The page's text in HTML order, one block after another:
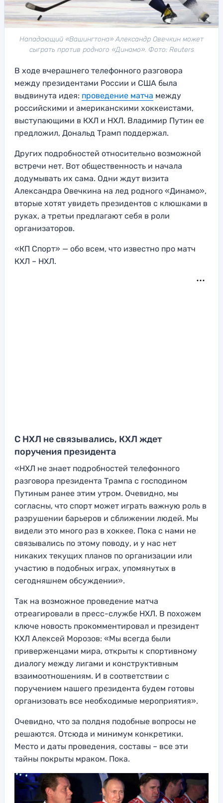
Нападающий «Вашингтона» Александр Овечкин может
сыграть против родного «Динамо». Фото: Reuters
В ходе вчерашнего телефонного разговора
между президентами России и США была
выдвинута идея: проведение матча между
российскими и американскими хоккеистами,
выступающими в КХЛ и НХЛ. Владимир Путин ее
предложил, Дональд Трамп поддержал.
Других подробностей относительно возможной
встречи нет. Вот общественность и начала
додумывать их сама. Одни ждут визита
Александра Овечкина на лед родного «Динамо»,
вторые хотят увидеть президентов с клюшками в
руках, а третьи предлагают себя в роли
организаторов.
«КП Спорт» — обо всем, что известно про матч
КХЛ – НХЛ.
С НХЛ не связывались, КХЛ ждет
поручения президента
«НХЛ не знает подробностей телефонного
разговора президента Трампа с господином
Путиным ранее этим утром. Очевидно, мы
согласны, что спорт может играть важную роль в
разрушении барьеров и сближении людей. Мы
видели это много раз в хоккее. Пока с нами не
связывались по этому поводу, и у нас нет
никаких текущих планов по организации или
участию в подобных играх, упомянутых в
сегодняшнем обсуждении».
Так на возможное проведение матча
отреагировали в пресс-службе НХЛ. В похожем
ключе новость прокомментировал и президент
КХЛ Алексей Морозов: «Мы всегда были
приверженцами мира, открыты к спортивному
диалогу между лигами и конструктивным
взаимоотношениям. И в соответствии с
поручением нашего президента будем готовы
организовать все необходимые мероприятия».
Очевидно, что за полдня подобные вопросы не
решаются. Отсюда и минимум конкретики.
Место и даты проведения, составы – все эти
тайны покрыты мраком. Пока.